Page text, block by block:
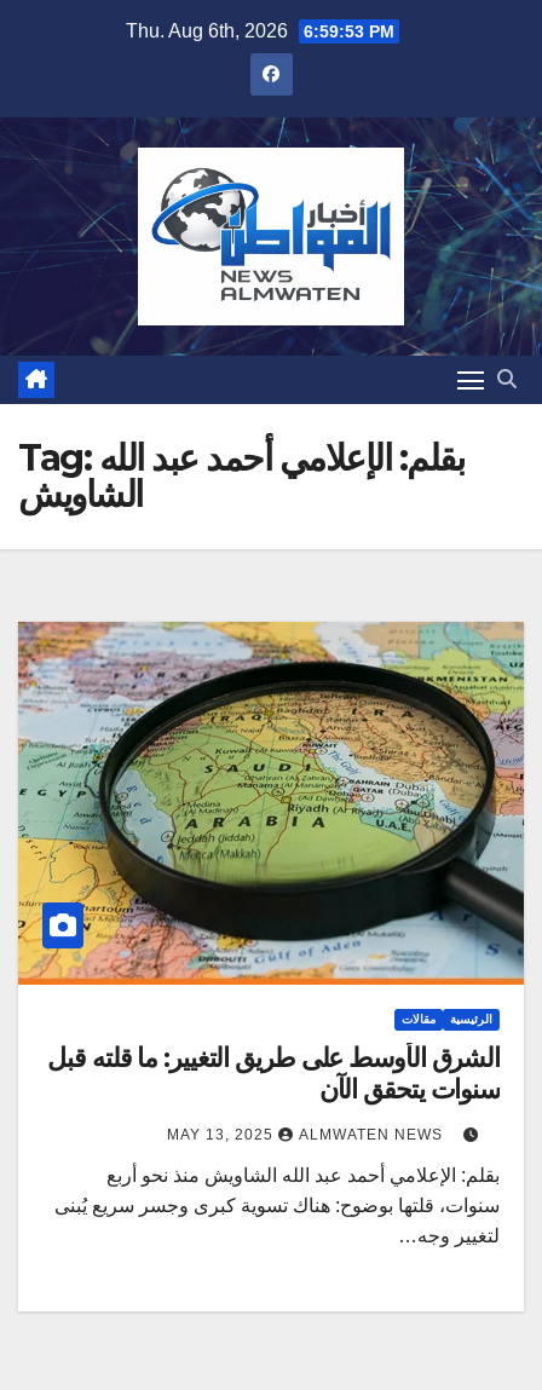
Thu. Aug 6th, 2026 6:59:54 PM
Tag: بقلم: الإعلامي أحمد عبد الله
الشاويش
الرئيسية مقالات
الشرق الأوسط على طريق التغيير: ما قلته قبل
سنوات يتحقق الآن
MAY 13, 2025 ALMWATEN NEWS
بقلم: الإعلامي أحمد عبد الله الشاويش منذ نحو أربع
سنوات، قلتها بوضوح: هناك تسوية كبرى وجسر سريع يُبنى
لتغيير وجه…